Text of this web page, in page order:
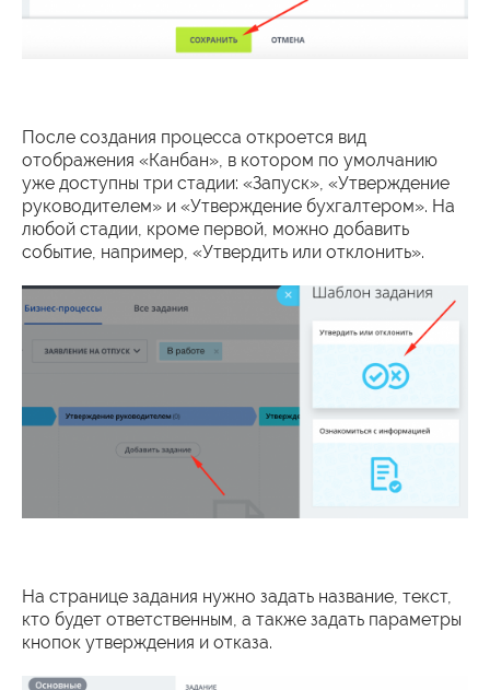
После создания процесса откроется вид
отображения «Канбан», в котором по умолчанию
уже доступны три стадии: «Запуск», «Утверждение
руководителем» и «Утверждение бухгалтером». На
любой стадии, кроме первой, можно добавить
событие, например, «Утвердить или отклонить».
На странице задания нужно задать название, текст,
кто будет ответственным, а также задать параметры
кнопок утверждения и отказа.